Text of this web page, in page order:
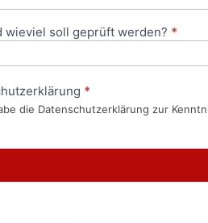
wieviel soll geprüft werden? *
*
die Datenschutzerklärung zur